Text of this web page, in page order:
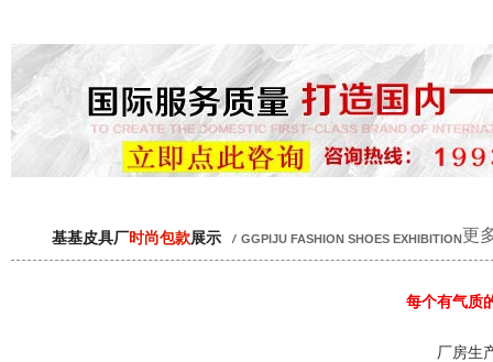
更
基基皮具厂时尚包款展示 / GGPIJU FASHION SHOES EXHIBITION
每个有气质
厂房生